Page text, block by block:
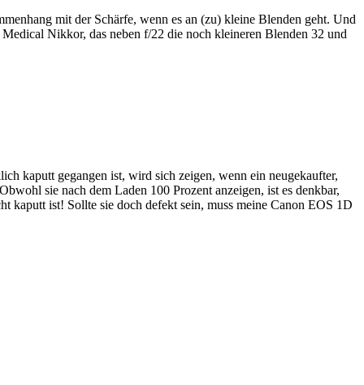
mit der Schärfe, wenn es an (zu) kleine Blenden geht. Und
Nikkor, das neben f/22 die noch kleineren Blenden 32 und
kaputt gegangen ist, wird sich zeigen, wenn ein neugekaufter,
sie nach dem Laden 100 Prozent anzeigen, ist es denkbar,
kaputt ist! Sollte sie doch defekt sein, muss meine Canon EOS 1D